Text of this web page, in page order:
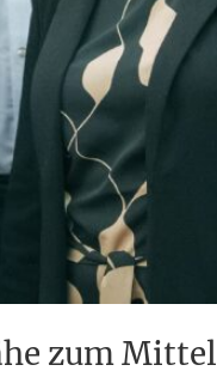
zum